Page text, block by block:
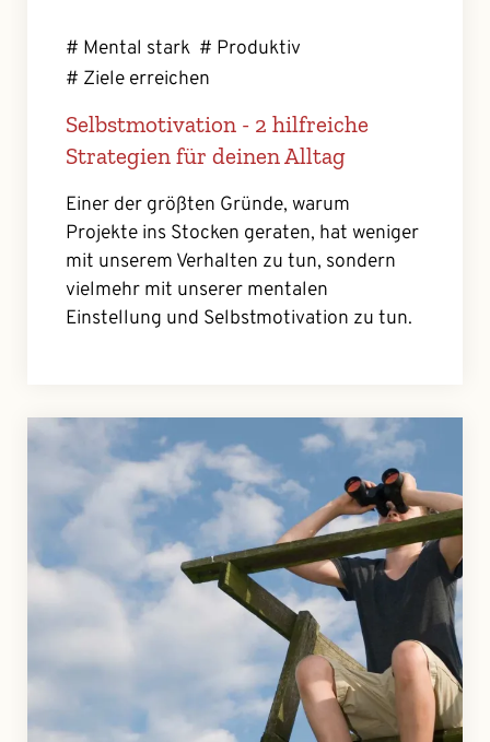
# Mental stark # Produktiv
# Ziele erreichen
Selbstmotivation - 2 hilfreiche
Strategien für deinen Alltag
Einer der größten Gründe, warum
Projekte ins Stocken geraten, hat weniger
mit unserem Verhalten zu tun, sondern
vielmehr mit unserer mentalen
Einstellung und Selbstmotivation zu tun.